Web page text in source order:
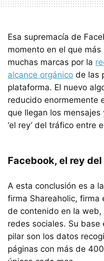
Esa supremacía de
momento en el que
muchas marcas por la
alcance orgánico de las
plataforma. El nuevo
reducido enormemente
que llegan los
‘el rey’ del tráfico entre
Facebook, el rey del
A esta conclusión es a
firma Shareaholic,
de contenido en la
redes sociales. Su base
pilar son los datos
páginas con más de